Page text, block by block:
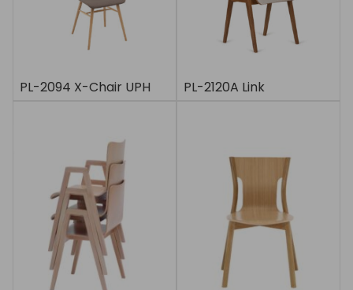
PL-2094 X-Chair UPH PL-2120A Link